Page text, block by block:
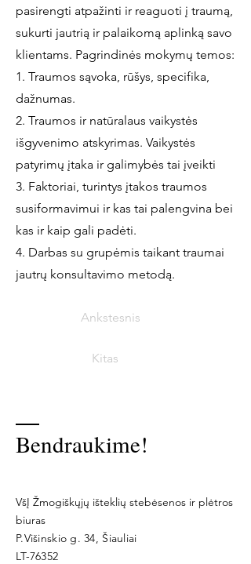
pasirengti atpažinti ir reaguoti į traumą,
sukurti jautrią ir palaikomą aplinką savo
klientams. Pagrindinės mokymų temos:
1. Traumos sąvoka, rūšys, specifika,
dažnumas.
2. Traumos ir natūralaus vaikystės
išgyvenimo atskyrimas. Vaikystės
patyrimų įtaka ir galimybės tai įveikti
3. Faktoriai, turintys įtakos traumos
susiformavimui ir kas tai palengvina bei
kas ir kaip gali padėti.
4. Darbas su grupėmis taikant traumai
jautrų konsultavimo metodą.
Ankstesnis
Kitas
Bendraukime!
VšĮ Žmogiškųjų išteklių stebėsenos ir plėtros
biuras
P.Višinskio g. 34, Šiauliai
LT-76352